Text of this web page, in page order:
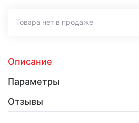
Товара нет в продаже
Описание
Параметры
Отзывы